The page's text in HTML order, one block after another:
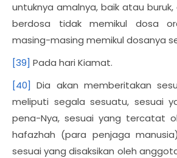
untuknya amalnya, baik atau
berdosa tidak memikul dosa
masing-masing memikul dosanya
[39] Pada hari Kiamat.
[40] Dia akan memberitakan
meliputi segala sesuatu, sesuai
pena-Nya, sesuai yang tercatat
hafazhah (para penjaga
sesuai yang disaksikan oleh